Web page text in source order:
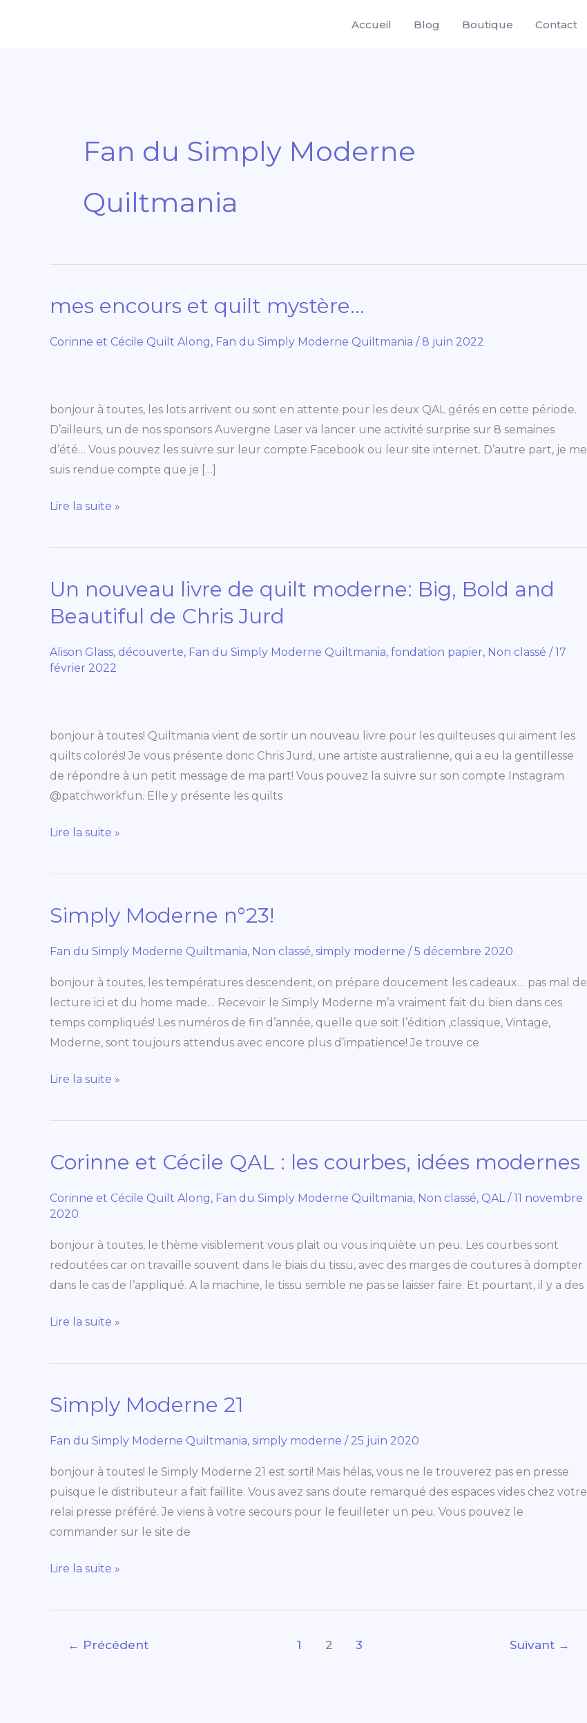
Accueil Blog Boutique Contact
Fan du Simply Moderne
Quiltmania
mes encours et quilt mystère…
Corinne et Cécile Quilt Along, Fan du Simply Moderne Quiltmania / 8 juin 2022
bonjour à toutes, les lots arrivent ou sont en attente pour les deux QAL gérés en cette période.
D’ailleurs, un de nos sponsors Auvergne Laser va lancer une activité surprise sur 8 semaines
d’été… Vous pouvez les suivre sur leur compte Facebook ou leur site internet. D’autre part, je me
suis rendue compte que je […]
mes
et
Lire la suite »
Un nouveau livre de quilt moderne: Big, Bold and
Beautiful de Chris Jurd
Alison Glass, découverte, Fan du Simply Moderne Quiltmania, fondation papier, Non classé /17
février 2022
bonjour à toutes! Quiltmania vient de sortir un nouveau livre pour les quilteuses qui aiment les
quilts colorés! Je vous présente donc Chris Jurd, une artiste australienne, qui a eu la gentillesse
de répondre à un petit message de ma part! Vous pouvez la suivre sur son compte Instagram
@patchworkfun. Elle y présente les quilts
Un
livre
de
quilt
Beautiful
Chris
Jurd
Lire la suite »
Simply Moderne n°23!
Fan du Simply Moderne Quiltmania, Non classé, simply moderne /5 décembre 2020
bonjour à toutes, les températures descendent, on prépare doucement les cadeaux… pas mal de
lecture ici et du home made… Recevoir le Simply Moderne m’a vraiment fait du bien dans ces
temps compliqués! Les numéros de fin d’année, quelle que soit l’édition ,classique, Vintage,
Moderne, sont toujours attendus avec encore plus d’impatience! Je trouve ce
Simply
Moderne
n°23!
Lire la suite »
Corinne et Cécile QAL : les courbes, idées modernes
Corinne et Cécile Quilt Along, Fan du Simply Moderne Quiltmania, Non classé, QAL/11 novembre
2020
bonjour à toutes, le thème visiblement vous plait ou vous inquiète un peu. Les courbes sont
redoutées car on travaille souvent dans le biais du tissu, avec des marges de coutures à dompter
dans le cas de l’appliqué. A la machine, le tissu semble ne pas se laisser faire. Et pourtant, il y a des
Corinne
Cécile
QAL
courbes,
modernes
Lire la suite »
Simply Moderne 21
Fan du Simply Moderne Quiltmania, simply moderne / 25 juin 2020
bonjour à toutes! le Simply Moderne 21 est sorti! Mais hélas, vous ne le trouverez pas en presse
puisque le distributeur a fait faillite. Vous avez sans doute remarqué des espaces vides chez votre
relai presse préféré. Je viens à votre secours pour le feuilleter un peu. Vous pouvez le
commander sur le site de
Simply
Moderne
21
Lire la suite »
← Précédent 1 2 3 Suivant →